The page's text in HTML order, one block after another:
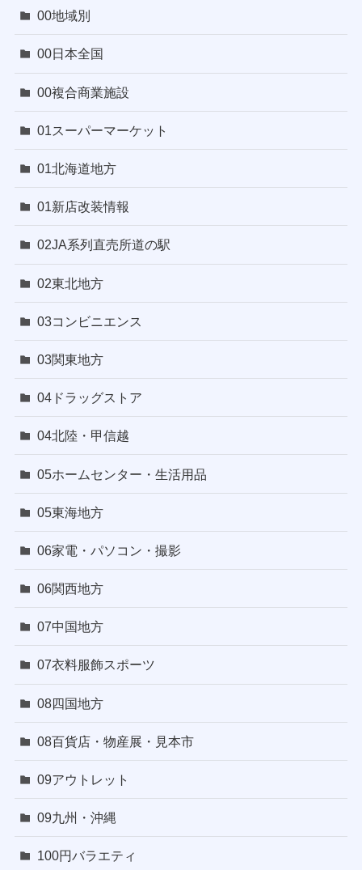
00地域別
00日本全国
00複合商業施設
01スーパーマーケット
01北海道地方
01新店改装情報
02JA系列直売所道の駅
02東北地方
03コンビニエンス
03関東地方
04ドラッグストア
04北陸・甲信越
05ホームセンター・生活用品
05東海地方
06家電・パソコン・撮影
06関西地方
07中国地方
07衣料服飾スポーツ
08四国地方
08百貨店・物産展・見本市
09アウトレット
09九州・沖縄
100円バラエティ